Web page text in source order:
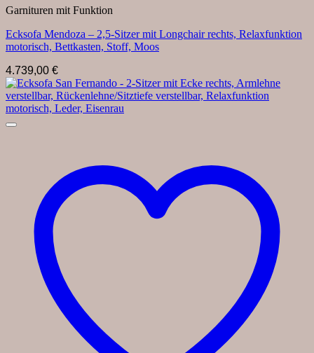
Garnituren mit Funktion
Ecksofa Mendoza – 2,5-Sitzer mit Longchair rechts, Relaxfunktion
motorisch, Bettkasten, Stoff, Moos
4.739,00 €